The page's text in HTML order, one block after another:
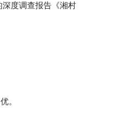
度调查报告《湘村
。